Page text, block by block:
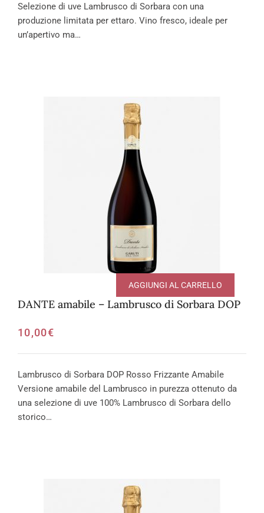
Selezione di uve Lambrusco di Sorbara con una
produzione limitata per ettaro. Vino fresco, ideale per
un’apertivo ma…
DANTE amabile – Lambrusco di Sorbara DOP
10,00€
AGGIUNGI AL CARRELLO
Lambrusco di Sorbara DOP Rosso Frizzante Amabile
Versione amabile del Lambrusco in purezza ottenuto da
una selezione di uve 100% Lambrusco di Sorbara dello
storico…